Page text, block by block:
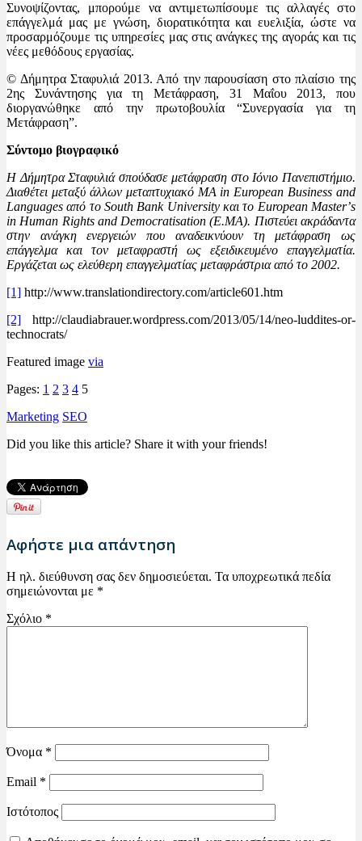
Συνοψίζοντας, μπορούμε να αντιμετωπίσουμε τις αλλαγές στο
επάγγελμά μας με γνώση, διορατικότητα και ευελιξία, ώστε να
προσαρμόζουμε τις υπηρεσίες μας στις ανάγκες της αγοράς και τις
νέες μεθόδους εργασίας.
© Δήμητρα Σταφυλιά 2013. Από την παρουσίαση στο πλαίσιο της
2ης Συνάντησης για τη Μετάφραση, 31 Μαΐου 2013, που
διοργανώθηκε από την πρωτοβουλία “Συνεργασία για τη
Μετάφραση”.
Σύντομο βιογραφικό
H Δήμητρα Σταφυλιά σπούδασε μετάφραση στο Ιόνιο Πανεπιστήμιο.
Διαθέτει μεταξύ άλλων μεταπτυχιακό MA in European Business and
Languages από το South Bank University και το European Masterʼs
in Human Rights and Democratisation (E.MA). Πιστεύει ακράδαντα
στην ανάγκη ενεργειών που αναδεικνύουν τη μετάφραση ως
επάγγελμα και τον μεταφραστή ως εξειδικευμένο επαγγελματία.
Εργάζεται ως ελεύθερη επαγγελματίας μεταφράστρια από το 2002.
[1] http://www.translationdirectory.com/article601.htm
[2] http://claudiabrauer.wordpress.com/2013/05/14/neo-luddites-or-
technocrats/
Featured image via
Pages: 1 2 3 4 5
Marketing SEO
Did you like this article? Share it with your friends!
Αφήστε μια απάντηση
Η ηλ. διεύθυνση σας δεν δημοσιεύεται. Τα υποχρεωτικά πεδία
σημειώνονται με *
Σχόλιο *
Όνομα *
Email *
Ιστότοπος